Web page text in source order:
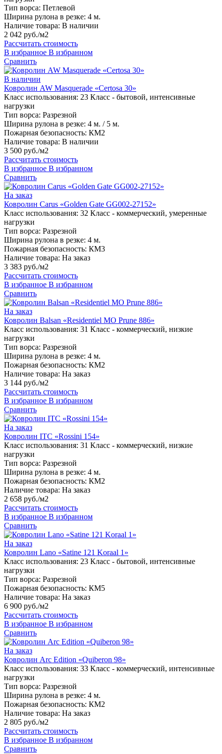
Тип ворса: Петлевой
Ширина рулона в резке: 4 м.
Наличие товара: В наличии
2 042 руб./м2
Рассчитать стоимость
В избранное В избранном
Сравнить
В наличии
Ковролин AW Masquerade «Certosa 30»
Класс использования: 23 Класс - бытовой, интенсивные
нагрузки
Тип ворса: Разрезной
Ширина рулона в резке: 4 м. / 5 м.
Пожарная безопасность: КМ2
Наличие товара: В наличии
3 500 руб./м2
Рассчитать стоимость
В избранное В избранном
Сравнить
На заказ
Ковролин Carus «Golden Gate GG002-27152»
Класс использования: 32 Класс - коммерческий, умеренные
нагрузки
Тип ворса: Разрезной
Ширина рулона в резке: 4 м.
Пожарная безопасность: КМ3
Наличие товара: На заказ
3 383 руб./м2
Рассчитать стоимость
В избранное В избранном
Сравнить
На заказ
Ковролин Balsan «Residentiel MO Prune 886»
Класс использования: 31 Класс - коммерческий, низкие
нагрузки
Тип ворса: Разрезной
Ширина рулона в резке: 4 м.
Пожарная безопасность: КМ2
Наличие товара: На заказ
3 144 руб./м2
Рассчитать стоимость
В избранное В избранном
Сравнить
На заказ
Ковролин ITC «Rossini 154»
Класс использования: 31 Класс - коммерческий, низкие
нагрузки
Тип ворса: Разрезной
Ширина рулона в резке: 4 м.
Пожарная безопасность: КМ2
Наличие товара: На заказ
2 658 руб./м2
Рассчитать стоимость
В избранное В избранном
Сравнить
На заказ
Ковролин Lano «Satine 121 Koraal 1»
Класс использования: 23 Класс - бытовой, интенсивные
нагрузки
Тип ворса: Разрезной
Пожарная безопасность: КМ5
Наличие товара: На заказ
6 900 руб./м2
Рассчитать стоимость
В избранное В избранном
Сравнить
На заказ
Ковролин Arc Edition «Quiberon 98»
Класс использования: 33 Класс - коммерческий, интенсивные
нагрузки
Тип ворса: Разрезной
Ширина рулона в резке: 4 м.
Пожарная безопасность: КМ2
Наличие товара: На заказ
2 805 руб./м2
Рассчитать стоимость
В избранное В избранном
Сравнить